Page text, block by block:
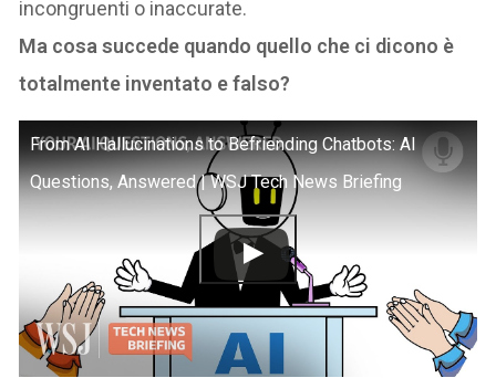
incongruenti o inaccurate.
Ma cosa succede quando quello che ci dicono è
totalmente inventato e falso?
From AI Hallucinations to Befriending Chatbots: AI
Questions, Answered | WSJ Tech News Briefing